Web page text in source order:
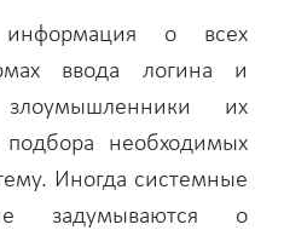
информация о всех
ввода логина и
их
необходимых
Иногда системные
задумываются о